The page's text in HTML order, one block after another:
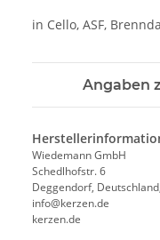
in Cello, ASF,
Angaben
Wiedemann GmbH
Schedlhofstr. 6
Deggendorf,
info@kerzen.de
kerzen.de